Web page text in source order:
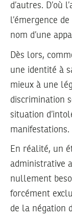
d’autres. D’où
l’émergence
nom d’une
Dès lors,
une identité à
mieux à une
discrimination
situation
manifestations.
En réalité, un
administrative
nullement
forcément
de la négation